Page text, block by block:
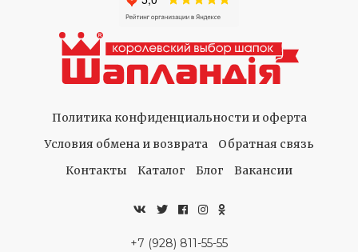
Политика конфиденциальности и оферта
Условия обмена и возврата
Обратная связь
Контакты
Каталог Блог Вакансии
+7 (928) 811-55-55